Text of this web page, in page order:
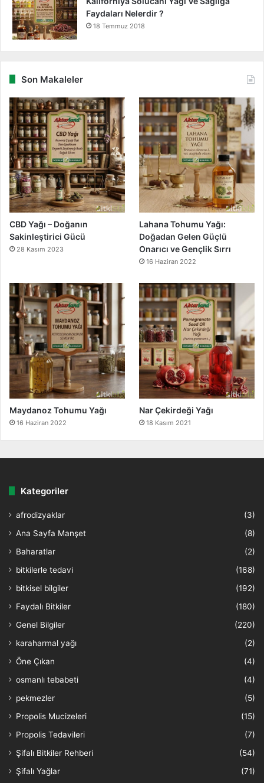
Faydaları Nelerdir ?
18 Temmuz 2018
Son Makaleler
CBD Yağı – Doğanın
Sakinleştirici Gücü
28 Kasım 2023
Lahana Tohumu Yağı:
Doğadan Gelen Güçlü
Onarıcı ve Gençlik Sırrı
16 Haziran 2022
Maydanoz Tohumu Yağı
16 Haziran 2022
Nar Çekirdeği Yağı
18 Kasım 2021
Kategoriler
afrodizyaklar
(3)
Ana Sayfa Manşet
(8)
Baharatlar
(2)
bitkilerle tedavi
(168)
bitkisel bilgiler
(192)
Faydalı Bitkiler
(180)
Genel Bilgiler
(220)
karaharmal yağı
(2)
Öne Çıkan
(4)
osmanlı tebabeti
(4)
pekmezler
(5)
Propolis Mucizeleri
(15)
Propolis Tedavileri
(7)
Şifalı Bitkiler Rehberi
(54)
Şifalı Yağlar
(71)